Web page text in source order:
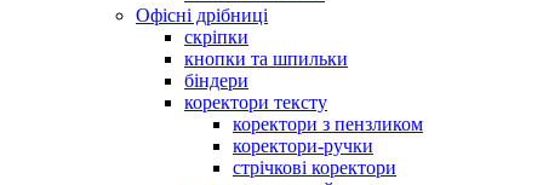
Офісні дрібниці
скріпки
кнопки та шпильки
біндери
коректори тексту
коректори з пензликом
коректори-ручки
стрічкові коректори